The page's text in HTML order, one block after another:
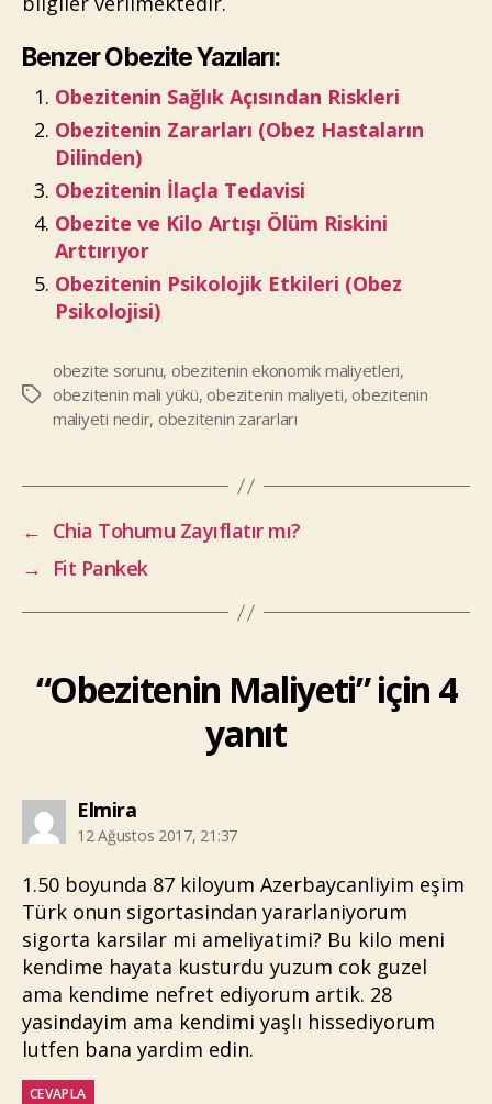
Benzer Obezite Yazıları:
Obezitenin Sağlık Açısından Riskleri
Obezitenin Zararları (Obez Hastaların
Dilinden)
Obezitenin İlaçla Tedavisi
Obezite ve Kilo Artışı Ölüm Riskini
Arttırıyor
Obezitenin Psikolojik Etkileri (Obez
Psikolojisi)
Etiketler
obezite sorunu, obezitenin ekonomik maliyetleri,
obezitenin mali yükü,obezitenin maliyeti,obezitenin
maliyeti nedir, obezitenin zararları
← Chia Tohumu Zayıflatır mı?
→
Fit Pankek
“Obezitenin Maliyeti” için 4
yanıt
Elmiradiyorki:
12 Ağustos 2017, 21:37
1.50 boyunda 87 kiloyum Azerbaycanliyim eşim
Türk onun sigortasindan yararlaniyorum
sigorta karsilar mi ameliyatimi? Bu kilo meni
kendime hayata kusturdu yuzum cok guzel
ama kendime nefret ediyorum artik. 28
yasindayim ama kendimi yaşlı hissediyorum
lutfen bana yardim edin.
CEVAPLA